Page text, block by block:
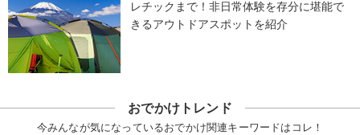
レチックまで！非日常体験を存分に堪能で
きるアウトドアスポットを紹介
おでかけトレンド
今みんなが気になっているおでかけ関連キーワードはコレ！